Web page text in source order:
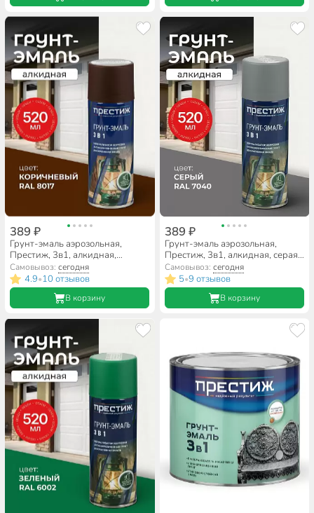
389 ₽
Грунт-эмаль аэрозольная,
Престиж, 3в1, алкидная,
коричневая, RAL 8017, 520 мл
Самовывоз:сегодня
4.9•10 отзывов
В корзину
389 ₽
Грунт-эмаль аэрозольная,
Престиж, 3в1, алкидная, серая,
RAL 7040, 520 мл, 0.425 кг
Самовывоз: сегодня
5•9 отзывов
В корзину